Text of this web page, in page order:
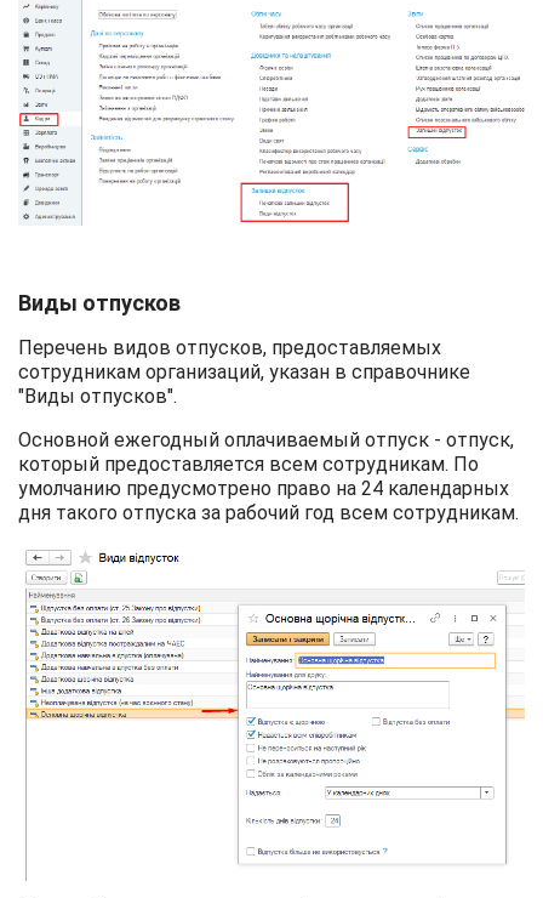
Виды отпусков
Перечень видов отпусков, предоставляемых
сотрудникам организаций, указан в справочнике
"Виды отпусков".
Основной ежегодный оплачиваемый отпуск - отпуск,
который предоставляется всем сотрудникам. По
умолчанию предусмотрено право на 24 календарных
дня такого отпуска за рабочий год всем сотрудникам.